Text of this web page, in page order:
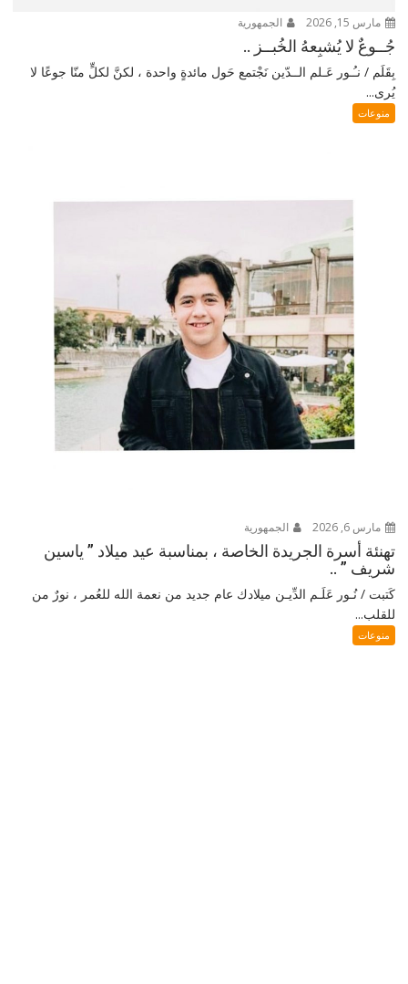
مارس 15, 2026 الجمهورية
جُــوعٌ لا يُشبِعهُ الخُبــز ..
بِقَلَم / نـُـور عَـلم الــدّين نَجْتمع حَول مائدةٍ واحدة ، لكنَّ لكلٍّ منّا جوعًا لا
يُرى...
منوعات
مارس 6, 2026 الجمهورية
تهنئة أسرة الجريدة الخاصة ، بمناسبة عيد ميلاد ” ياسين
شريف ” ..
كَتبت / نُـور عَلَـم الدِّيـن ميلادك عام جديد من نعمة الله للعُمر ، نورٌ من
للقلب...
منوعات